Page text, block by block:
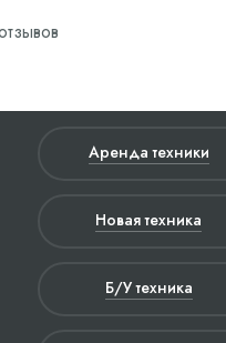
Аренда техники
Новая техника
Б/У техника